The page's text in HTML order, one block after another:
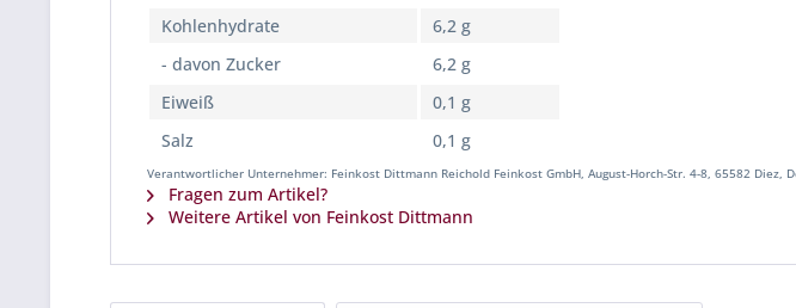
Kohlenhydrate
6,2 g
- davon Zucker
6,2 g
Eiweiß
0,1 g
Salz
0,1 g
Verantwortlicher Unternehmer: Feinkost Dittmann Reichold Feinkost GmbH, August-Horch-Str. 4-8, 65582 Diez,
Fragen zum Artikel?
Weitere Artikel von Feinkost Dittmann